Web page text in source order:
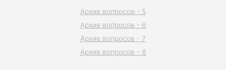
Архив вопросов - 5
Архив вопросов - 6
Архив вопросов - 7
Архив вопросов - 8